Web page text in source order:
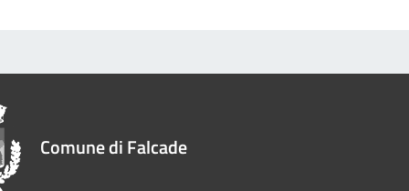
Comune di Falcade